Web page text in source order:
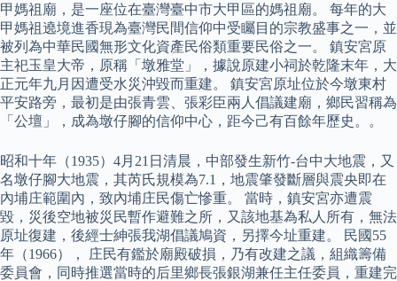
甲媽祖廟，是一座位在臺灣臺中市大甲區的媽祖廟。 每年的大
甲媽祖遶境進香現為臺灣民間信仰中受矚目的宗教盛事之一，並
被列為中華民國無形文化資產民俗類重要民俗之一。 鎮安宮原
主祀玉皇大帝，原稱「墩雅堂」，據說原建小祠於乾隆末年，大
正元年九月因遭受水災沖毀而重建。 鎮安宮原址位於今墩東村
平安路旁，最初是由張青雲、張彩臣兩人倡議建廟，鄉民習稱為
「公壇」，成為墩仔腳的信仰中心，距今己有百餘年歷史。。
昭和十年（1935）4月21日清晨，中部發生新竹-台中大地震，又
名墩仔腳大地震，其芮氏規模為7.1，地震肇發斷層與震央即在
內埔庄範圍內，致內埔庄民傷亡慘重。 當時，鎮安宮亦遭震
毀，災後空地被災民暫作避難之所，又該地基為私人所有，無法
原址復建，後經士紳張我湖倡議鳩資，另擇今址重建。 民國55
年（1966）， 庄民有鑑於廟殿破損，乃有改建之議，組織籌備
委員會，同時推選當時的后里鄉長張銀湖兼任主任委員，重建完